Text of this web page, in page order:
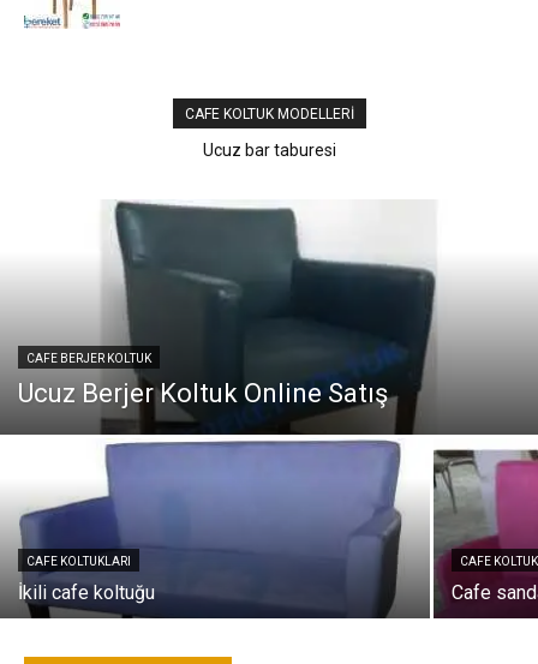
CAFE KOLTUK MODELLERI
Ucuz bar taburesi
Otel koltukları
CAFE BERJER KOLTUK
Ucuz Berjer Koltuk Online Satış
CAFE KOLTUKLARI
İkili cafe koltuğu
CAFE
Cafe